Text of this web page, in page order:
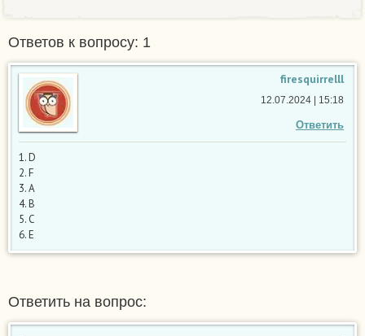
Ответов к вопросу: 1
firesquirrelll
Ответить
12.07.2024 | 15:18
1. D
2. F
3. A
4. B
5. C
6. E
Ответить на вопрос: